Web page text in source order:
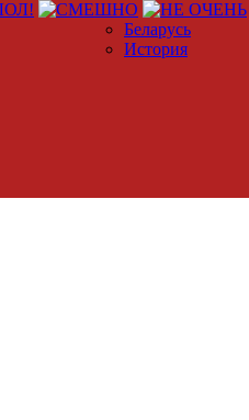
Беларусь
История